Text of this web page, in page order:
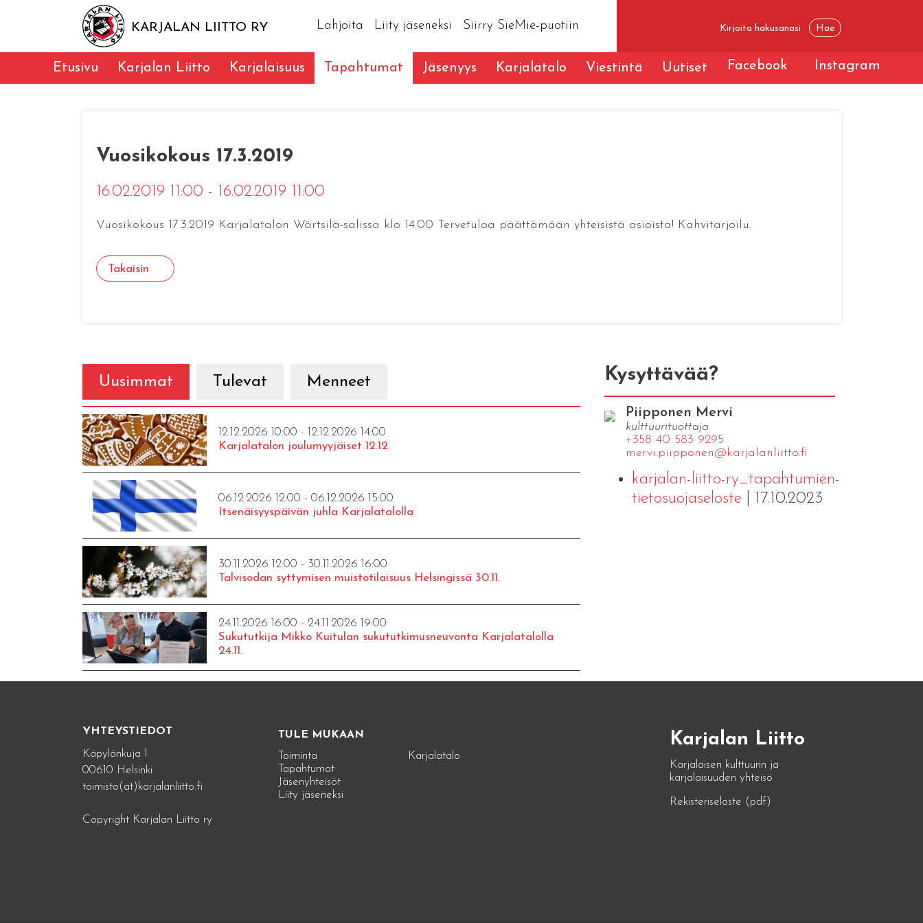
KARJALAN LIITTO RY Lahjoita Liity jäseneksi Siirry SieMie-puotiin
Etusivu Karjalan Liitto Karjalaisuus Tapahtumat Jäsenyys Karjalatalo Viestintä Uutiset Facebook Instagram
Vuosikokous 17.3.2019
16.02.2019 11:00 - 16.02.2019 11:00
Vuosikokous 17.3.2019 Karjalatalon Wärtsilä-salissa klo 14.00 Tervetuloa päättämään yhteisistä asioista! Kahvitarjoilu.
Takaisin
Uusimmat Tulevat Menneet
12.12.2026 10:00 - 12.12.2026 14:00
Karjalatalon joulumyyjäiset 12.12.
06.12.2026 12:00 - 06.12.2026 15:00
Itsenäisyyspäivän juhla Karjalatalolla
30.11.2026 12:00 - 30.11.2026 16:00
Talvisodan syttymisen muistotilaisuus Helsingissä 30.11.
24.11.2026 16:00 - 24.11.2026 19:00
Sukututkija Mikko Kuitulan sukututkimusneuvonta Karjalatalolla
24.11.
Kysyttävää?
Piipponen Mervi
kulttuurituottaja
+358 40 583 9295
mervi.​piipponen@​kar​jala​nlii​tto.​fi
karjalan-liitto-ry_tapahtumien-
tietosuojaseloste| 17.10.2023
YHTEYSTIEDOT
Käpylänkuja 1
00610 Helsinki
toimisto(at)karjalanliitto.fi
Copyright Karjalan Liitto ry
TULE MUKAAN
Toiminta
Tapahtumat
Jäsenyhteisöt
Liity jäseneksi
Karjalatalo
Karjalan Liitto
Karjalaisen kulttuurin ja
karjalaisuuden yhteisö
Rekisteriseloste (pdf)